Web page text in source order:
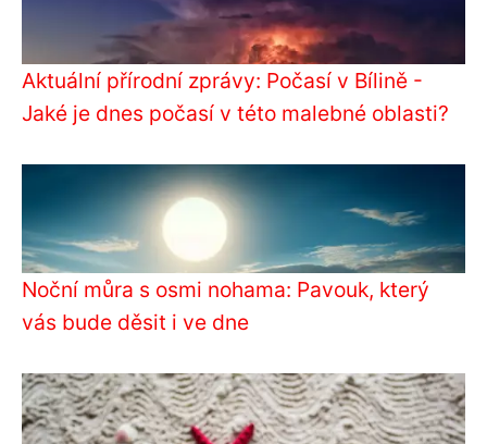
Aktuální přírodní zprávy: Počasí v Bílině -
Jaké je dnes počasí v této malebné oblasti?
Noční můra s osmi nohama: Pavouk, který
vás bude děsit i ve dne